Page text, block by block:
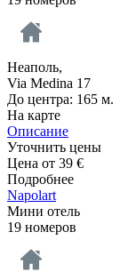
Неаполь,
Via Medina 17
До центра: 165 м.
На карте
Описание
Уточнить цены
Цена от 39 €
Подробнее
Napolart
Мини отель
19 номеров